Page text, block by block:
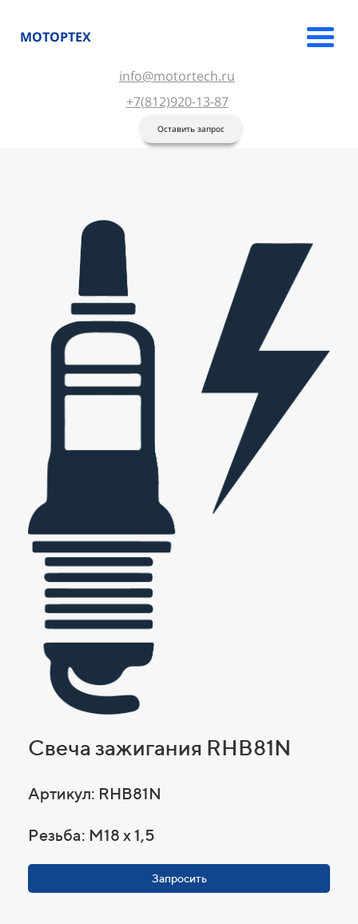
МОТОРТЕХ
info@motortech.ru
+7(812)920-13-87
Оставить запрос
Свеча зажигания RHB81N
Артикул: RHB81N
Резьба: M18 x 1,5
Запросить